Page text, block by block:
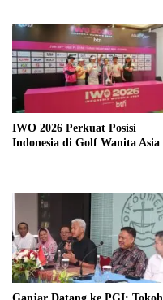
IWO 2026 Perkuat Posisi
Indonesia di Golf Wanita Asia